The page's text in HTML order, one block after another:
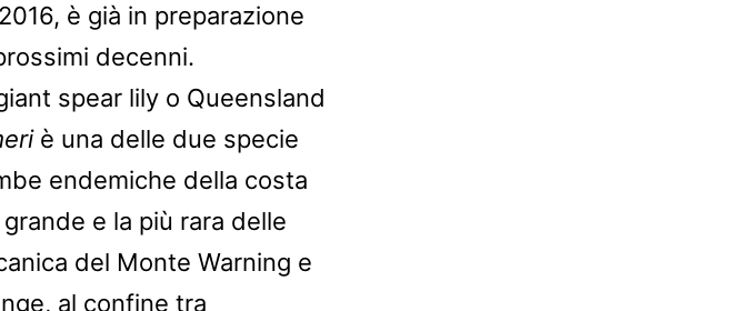
è già in preparazione
decenni.
spear lily o Queensland
è una delle due specie
endemiche della costa
e la più rara delle
del Monte Warning e
al confine tra